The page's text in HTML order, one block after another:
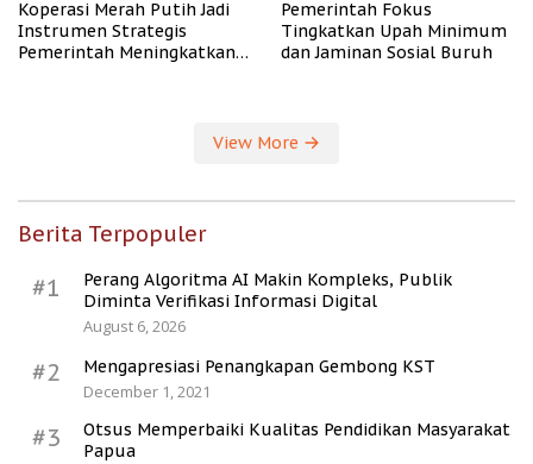
Koperasi Merah Putih Jadi
Instrumen Strategis
Pemerintah Meningkatkan
Pemerintah Fokus
Tingkatkan Upah Minimum
dan Jaminan Sosial Buruh
View More
Berita Terpopuler
#1
Perang Algoritma AI Makin Kompleks, Publik
Diminta Verifikasi Informasi Digital
August 6, 2026
#2
Mengapresiasi Penangkapan Gembong KST
December 1, 2021
#3
Otsus Memperbaiki Kualitas Pendidikan Masyarakat
Papua